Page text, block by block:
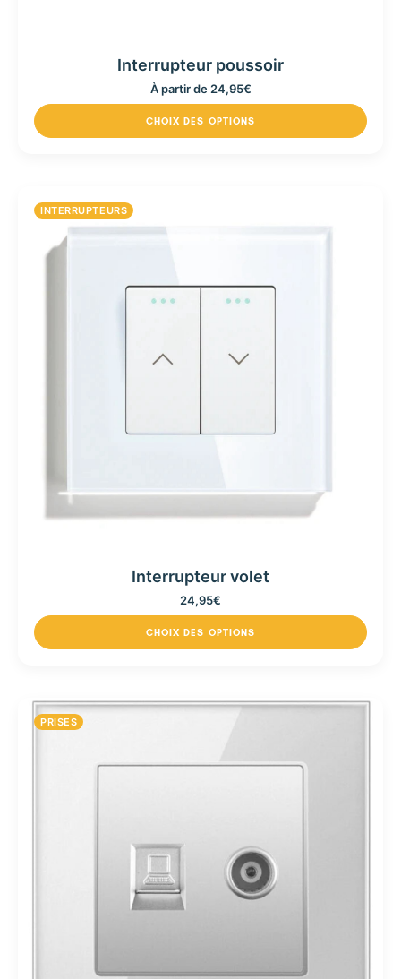
Interrupteur poussoir
À partir de 24,95€
CHOIX DES OPTIONS
INTERRUPTEURS
Interrupteur volet
24,95€
CHOIX DES OPTIONS
PRISES